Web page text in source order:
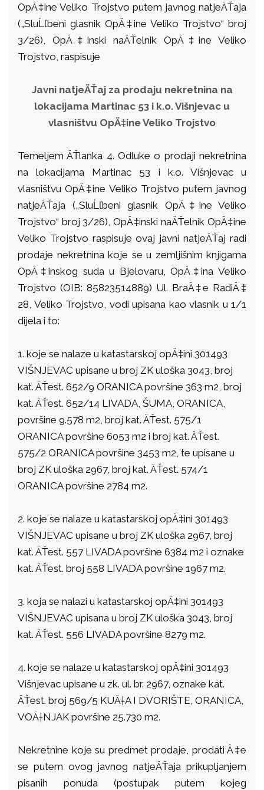
OpÄ‡ine Veliko Trojstvo putem javnog natjeÄŤaja
(„SluĹľbeni glasnik OpÄ‡ine Veliko Trojstvo“ broj
3/26), OpÄ‡inski naÄŤelnik OpÄ‡ine Veliko
Trojstvo, raspisuje
Javni natjeÄŤaj za prodaju nekretnina na
lokacijama Martinac 53 i k.o. Višnjevac u
vlasništvu OpÄ‡ine Veliko Trojstvo
Temeljem ÄŤlanka 4. Odluke o prodaji nekretnina
na lokacijama Martinac 53 i k.o. Višnjevac u
vlasništvu OpÄ‡ine Veliko Trojstvo putem javnog
natjeÄŤaja („SluĹľbeni glasnik OpÄ‡ine Veliko
Trojstvo“ broj 3/26), OpÄ‡inski naÄŤelnik OpÄ‡ine
Veliko Trojstvo raspisuje ovaj javni natjeÄŤaj radi
prodaje nekretnina koje se u zemljišnim knjigama
OpÄ‡inskog suda u Bjelovaru, OpÄ‡ina Veliko
Trojstvo (OIB: 85823514889) Ul. BraÄ‡e RadiÄ‡
28, Veliko Trojstvo, vodi upisana kao vlasnik u 1/1
dijela i to:
1. koje se nalaze u katastarskoj opÄ‡ini 301493
VIŠNJEVAC upisane u broj ZK uloška 3043, broj
kat. ÄŤest. 652/9 ORANICA površine 363 m2, broj
kat. ÄŤest. 652/14 LIVADA, ŠUMA, ORANICA,
površine 9.578 m2, broj kat. ÄŤest. 575/1
ORANICA površine 6053 m2 i broj kat. ÄŤest.
575/2 ORANICA površine 3453 m2, te upisane u
broj ZK uloška 2967, broj kat. ÄŤest. 574/1
ORANICA površine 2784 m2.
2. koje se nalaze u katastarskoj opÄ‡ini 301493
VIŠNJEVAC upisane u broj ZK uloška 2967, broj
kat. ÄŤest. 557 LIVADA površine 6384 m2 i oznake
kat. ÄŤest. broj 558 LIVADA površine 1967 m2.
3. koja se nalazi u katastarskoj opÄ‡ini 301493
VIŠNJEVAC upisana u broj ZK uloška 3043, broj
kat. ÄŤest. 556 LIVADA površine 8279 m2.
4. koje se nalaze u katastarskoj opÄ‡ini 301493
Višnjevac upisane u zk. ul. br. 2967, oznake kat.
ÄŤest. broj 569/5 KUÄ†A I DVORIŠTE, ORANICA,
VOÄ†NJAK površine 25.730 m2.
Nekretnine koje su predmet prodaje, prodati Ä‡e
se putem ovog javnog natjeÄŤaja prikupljanjem
pisanih ponuda (postupak putem kojeg